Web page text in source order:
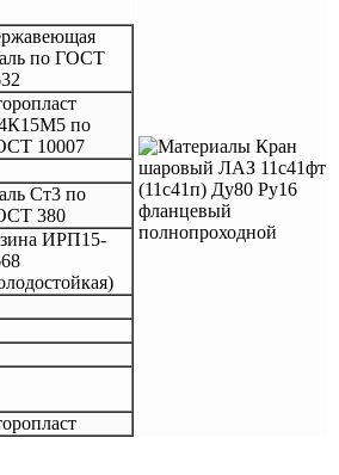
по ГОСТ
по
10007
Ст3 по
380
ИРП15-